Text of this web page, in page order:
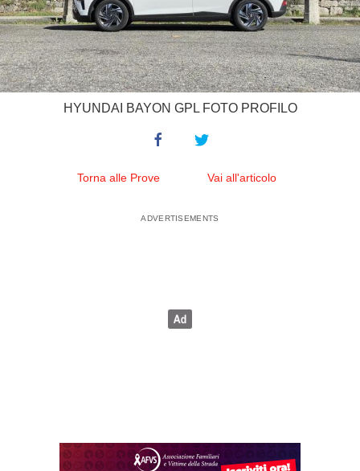
HYUNDAI BAYON GPL FOTO PROFILO
Torna alle Prove Vai all'articolo